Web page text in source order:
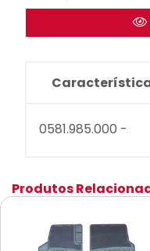
0581.985.000 -
Produtos